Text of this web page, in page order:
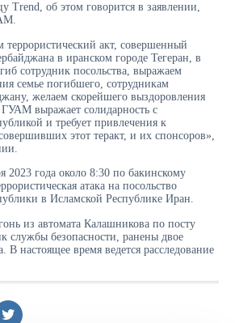
Trend, об этом говорится в заявлении,
террористический акт, совершенный
в иранском городе Тегеран, в
сотрудник посольства, выражаем
семье погибшего, сотрудникам
желаем скорейшего выздоровления
выражает солидарность с
и требует привлечения к
этот теракт, и их спонсоров»,
2023 года около 8:30 по бакинскому
атака на посольство
в Исламской Республике Иран.
из автомата Калашникова по посту
службы безопасности, ранены двое
В настоящее время ведется расследование